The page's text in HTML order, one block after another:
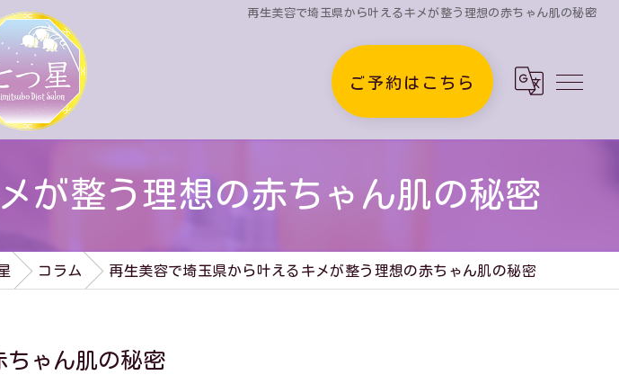
再生美容で埼玉県から叶えるキメが整う理想の赤ちゃん肌の秘密
ご予約はこちら
が整う理想の赤ちゃん肌の秘密
コラム 再生美容で埼玉県から叶えるキメが整う理想の赤ちゃん肌の秘密
ちゃん肌の秘密